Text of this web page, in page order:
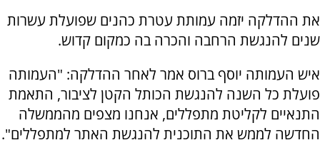
את ההדלקה יזמה עמותת עטרת כהנים שפועלת עשרות
שנים להנגשת הרחבה והכרה בה כמקום קדוש.
איש העמותה יוסף ברוס אמר לאחר ההדלקה: "העמותה
פועלת כל השנה להנגשת הכותל הקטן לציבור, התאמת
התנאיים לקליטת מתפללים, אנחנו מצפים מהממשלה
החדשה לממש את התוכנית להנגשת האתר למתפללים".